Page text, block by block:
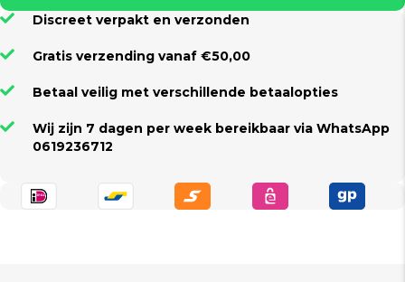
Discreet verpakt en verzonden
Gratis verzending vanaf €50,00
Betaal veilig met verschillende betaalopties
Wij zijn 7 dagen per week bereikbaar via WhatsApp
0619236712